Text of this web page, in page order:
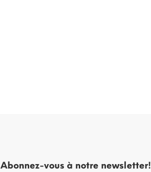
Abonnez-vous à notre newsletter!